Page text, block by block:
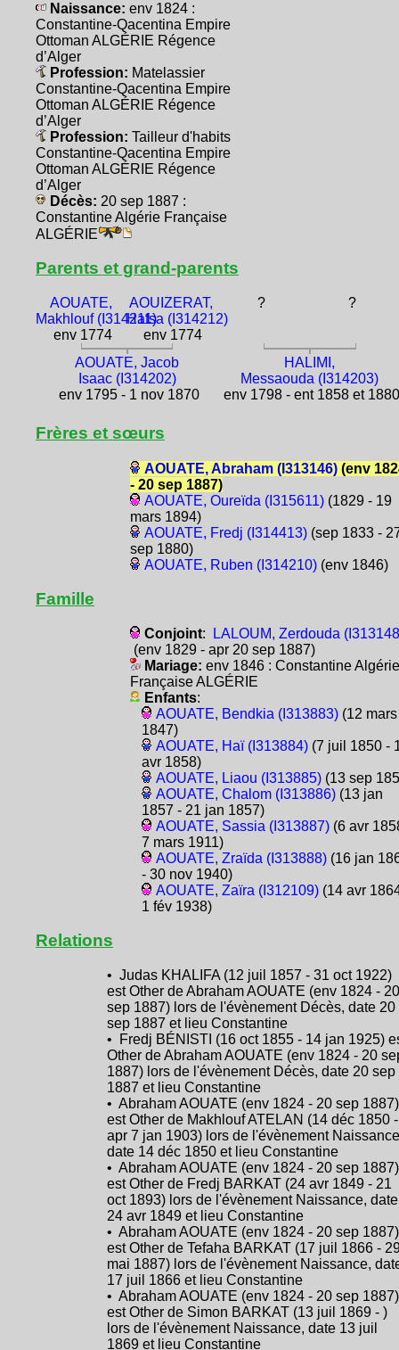
Naissance: env 1824 :
Constantine-Qacentina Empire
Ottoman ALGÉRIE Régence
d’Alger
Profession: Matelassier
Constantine-Qacentina Empire
Ottoman ALGÉRIE Régence
d’Alger
Profession: Tailleur d'habits
Constantine-Qacentina Empire
Ottoman ALGÉRIE Régence
d’Alger
Décès: 20 sep 1887 :
Constantine Algérie Française
ALGÉRIE
Parents et grand-parents
AOUATE,
Makhlouf (I314211)
env 1774
AOUIZERAT,
Hafsa (I314212)
env 1774
? ?
AOUATE, Jacob
Isaac (I314202)
env 1795 - 1 nov 1870
HALIMI,
Messaouda (I314203)
env 1798 - ent 1858 et 1880
Frères et sœurs
AOUATE, Abraham (I313146)(env
- 20 sep 1887)
AOUATE, Oureïda (I315611)(1829 - 19
mars 1894)
AOUATE, Fredj (I314413)(sep 1833 -
sep 1880)
AOUATE, Ruben (I314210)(env 1846)
Famille
Conjoint:
LALOUM, Zerdouda
(env 1829 - apr 20 sep 1887)
Mariage: env 1846 : Constantine Algérie
Française ALGÉRIE
Enfants:
AOUATE, Bendkia (I313883)(12 mars
1847)
AOUATE, Haï (I313884)(7 juil 1850 -
avr 1858)
AOUATE, Liaou (I313885)(13 sep
AOUATE, Chalom (I313886)(13 jan
1857 - 21 jan 1857)
AOUATE, Sassia (I313887)(6 avr
7 mars 1911)
AOUATE, Zraïda (I313888)(16 jan
- 30 nov 1940)
AOUATE, Zaïra (I312109)(14 avr
1 fév 1938)
Relations
• Judas KHALIFA (12 juil 1857 - 31 oct 1922)
est Other de Abraham AOUATE (env 1824 - 20
sep 1887) lors de l'évènement Décès, date 20
sep 1887 et lieu Constantine
• Fredj BÉNISTI (16 oct 1855 - 14 jan 1925)
Other de Abraham AOUATE (env 1824 - 20
1887) lors de l'évènement Décès, date 20 sep
1887 et lieu Constantine
• Abraham AOUATE (env 1824 - 20 sep 1887)
est Other de Makhlouf ATELAN (14 déc 1850 -
apr 7 jan 1903) lors de l'évènement
date 14 déc 1850 et lieu Constantine
• Abraham AOUATE (env 1824 - 20 sep 1887)
est Other de Fredj BARKAT (24 avr 1849 - 21
oct 1893) lors de l'évènement Naissance, date
24 avr 1849 et lieu Constantine
• Abraham AOUATE (env 1824 - 20 sep 1887)
est Other de Tefaha BARKAT (17 juil 1866 -
mai 1887) lors de l'évènement Naissance,
17 juil 1866 et lieu Constantine
• Abraham AOUATE (env 1824 - 20 sep 1887)
est Other de Simon BARKAT (13 juil 1869 - )
lors de l'évènement Naissance, date 13 juil
1869 et lieu Constantine